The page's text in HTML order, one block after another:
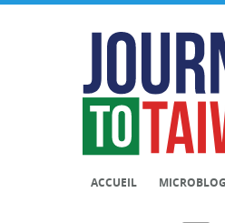
ACCUEIL MICROBLOG